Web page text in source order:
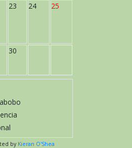
23 24 25
30
by Kieran O'Shea